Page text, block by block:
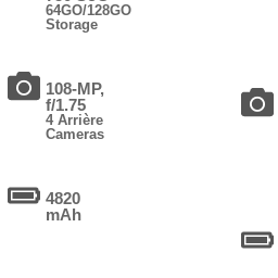
64GO/128GO
Storage
108-MP,
f/1.75
4 Arrière
Cameras
4820
mAh